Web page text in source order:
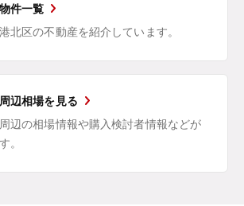
件一覧
北区の不動産を紹介しています。
辺相場を見る
辺の相場情報や購入検討者情報などが
。